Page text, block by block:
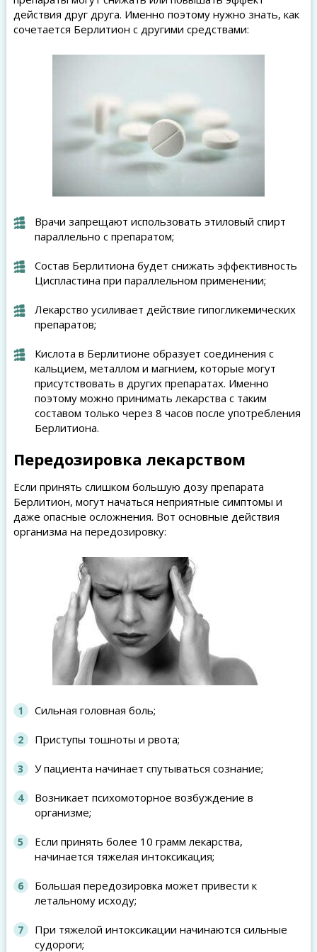
действия друг друга. Именно поэтому нужно знать, как
сочетается Берлитион с другими средствами:
Врачи запрещают использовать этиловый спирт
параллельно с препаратом;
Состав Берлитиона будет снижать эффективность
Циспластина при параллельном применении;
Лекарство усиливает действие гипогликемических
препаратов;
Кислота в Берлитионе образует соединения с
кальцием, металлом и магнием, которые могут
присутствовать в других препаратах. Именно
поэтому можно принимать лекарства с таким
составом только через 8 часов после употребления
Берлитиона.
Передозировка лекарством
Если принять слишком большую дозу препарата
Берлитион, могут начаться неприятные симптомы и
даже опасные осложнения. Вот основные действия
организма на передозировку:
Сильная головная боль;
Приступы тошноты и рвота;
У пациента начинает спутываться сознание;
Возникает психомоторное возбуждение в
организме;
Если принять более 10 грамм лекарства,
начинается тяжелая интоксикация;
Большая передозировка может привести к
летальному исходу;
При тяжелой интоксикации начинаются сильные
судороги;